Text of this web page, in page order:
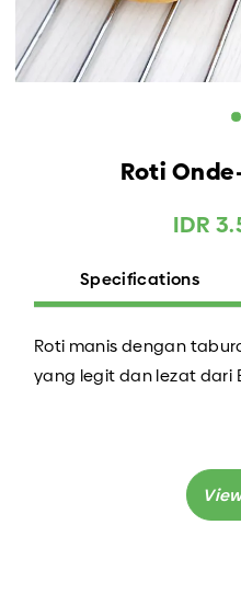
Roti
IDR
Specifications
Roti manis dengan
yang legit dan lezat dari